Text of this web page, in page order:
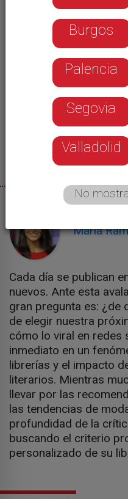
María
Cada día se publican
nuevos. Ante esta
gran pregunta es: ¿de
de elegir nuestra
cómo lo viral en
inmediato en un
librerías y el impacto
literarios. Mientras
llevar por las
las tendencias de
profundidad de la
buscando el criterio
personalizado de su
Burgos
Palencia
Segovia
Valladolid
No